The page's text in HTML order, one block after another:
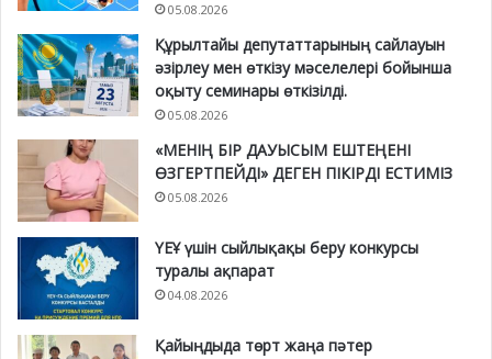
05.08.2026
Құрылтайы депутаттарының сайлауын
әзірлеу мен өткізу мәселелері бойынша
оқыту семинары өткізілді.
05.08.2026
«МЕНІҢ БІР ДАУЫСЫМ ЕШТЕҢЕНІ
ӨЗГЕРТПЕЙДІ» ДЕГЕН ПІКІРДІ ЕСТИМІЗ
05.08.2026
ҮЕҰ үшін сыйлықақы беру конкурсы
туралы ақпарат
04.08.2026
Қайыңдыда төрт жаңа пәтер